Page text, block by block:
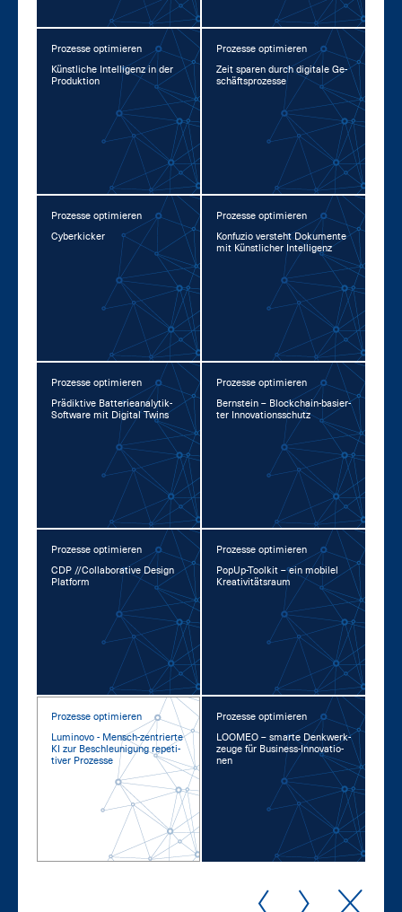
Prozesse optimieren
Künst­li­che In­tel­li­genz in der
Pro­duk­ti­on
Prozesse optimieren
Zeit spa­ren durch di­gi­ta­le Ge­
schäfts­pro­zes­se
Prozesse optimieren
Cy­ber­ki­cker
Prozesse optimieren
Kon­fu­zio ver­steht Do­ku­men­te
mit Künst­li­cher In­tel­li­genz
Prozesse optimieren
Prä­dik­ti­ve Bat­te­rie­ana­ly­tik-
Soft­ware mit Di­gi­tal Twins
Prozesse optimieren
Bern­stein – Block­chain-ba­sier­
ter In­no­va­ti­ons­schutz
Prozesse optimieren
CDP //Col­la­bo­ra­ti­ve De­sign
Plat­form
Prozesse optimieren
Po­pUp-Tool­kit – ein mo­bi­l­el
Krea­ti­vi­täts­raum
Prozesse optimieren
Lu­mi­no­vo - Mensch-zen­trier­te
KI zur Be­schleu­ni­gung re­pe­ti­
ti­ver Pro­zes­se
Prozesse optimieren
LOO­MEO – smar­te Denk­werk­
zeu­ge für Busi­ness-In­no­va­tio­
nen